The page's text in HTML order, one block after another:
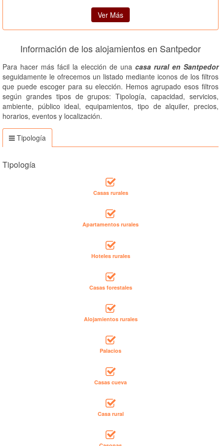
Ver Más
Información de los alojamientos en Santpedor
Para hacer más fácil la elección de una casa rural en Santpedor
seguidamente le ofrecemos un listado mediante iconos de los filtros
que puede escoger para su elección. Hemos agrupado esos filtros
según grandes tipos de grupos: Tipología, capacidad, servicios,
ambiente, público ideal, equipamientos, tipo de alquiler, precios,
horarios, eventos y localización.
Tipología
Tipología
Casas rurales
Apartamentos rurales
Hoteles rurales
Casas forestales
Alojamientos rurales
Palacios
Casas cueva
Casa rural